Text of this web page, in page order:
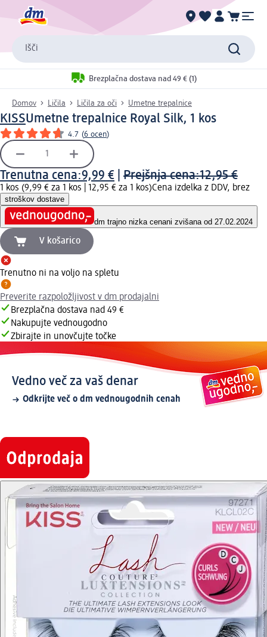
Išči
Brezplačna dostava nad 49 € (1)
Domov Ličila Ličila za oči Umetne trepalnice
KISSUmetne trepalnice Royal Silk, 1 kos
4.7 (6 ocen)
Trenutna cena:9,99 € Prejšnja cena:12,95 €
1 kos (9,99 € za 1 kos | 12,95 € za 1 kos)Cena izdelka z DDV, brez
stroškov dostave
dm trajno nizka cenani zvišana od 27.02.2024
V košarico
Trenutno ni na voljo na spletu
Preverite razpoložljivost v dm prodajalni
Brezplačna dostava nad 49 €
Nakupujte vednougodno
Zbirajte in unovčujte točke
Vedno več za vaš denar
Odkrijte več o dm vednougodnih cenah